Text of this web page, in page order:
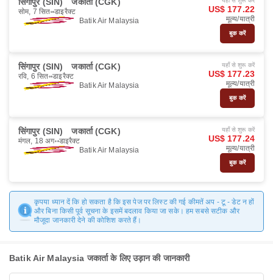
सोम, 7 सित॰ डाइरैक्ट
Batik Air Malaysia
US$ 177.22
मूल्य/यात्री
बुक करें
सिंगापुर (SIN) जकार्ता (CGK)
रवि, 6 सित॰ डाइरैक्ट
Batik Air Malaysia
यहाँ से शुरू करें
US$ 177.23
मूल्य/यात्री
बुक करें
सिंगापुर (SIN) जकार्ता (CGK)
मंगल, 18 अग॰ डाइरैक्ट
Batik Air Malaysia
यहाँ से शुरू करें
US$ 177.24
मूल्य/यात्री
बुक करें
कृपया ध्यान दें कि हो सकता है कि इस पेज पर लिस्ट की गई कीमतें अप - टू - डेट न हों
और बिना किसी पूर्व सूचना के इसमें बदलाव किया जा सके। हम सबसे सटीक और
मौजूदा जानकारी देने की कोशिश करते हैं।
Batik Air Malaysia जकार्ता के लिए उड़ान की जानकारी